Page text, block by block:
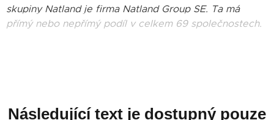
skupiny Natland je firma Natland Group SE. Ta má
přímý nebo nepřímý podíl v celkem 69 společnostech.
Následující text je dostupný pouze